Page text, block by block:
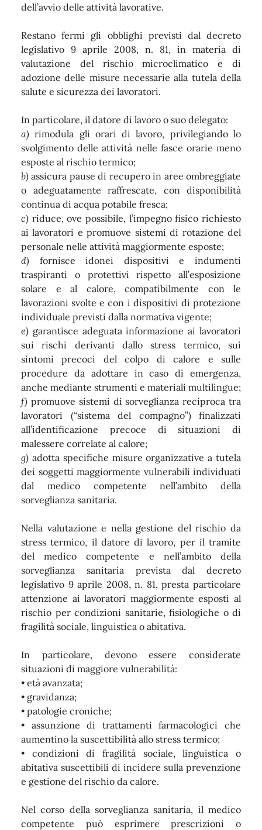
dell’avvio delle attività lavorative.
Restano fermi gli obblighi previsti dal decreto
legislativo 9 aprile 2008, n. 81, in materia di
valutazione del rischio microclimatico e di
adozione delle misure necessarie alla tutela della
salute e sicurezza dei lavoratori.
In particolare, il datore di lavoro o suo delegato:
a)rimodula gli orari di lavoro, privilegiando lo
svolgimento delle attività nelle fasce orarie meno
esposte al rischio termico;
b) assicura pause di recupero in aree ombreggiate
o adeguatamente raffrescate, con disponibilità
continua di acqua potabile fresca;
c) riduce, ove possibile, l’impegno fisico richiesto
ai lavoratori e promuove sistemi di rotazione del
personale nelle attività maggiormente esposte;
d) fornisce idonei dispositivi e indumenti
traspiranti o protettivi rispetto all’esposizione
solare e al calore, compatibilmente con le
lavorazioni svolte e con i dispositivi di protezione
individuale previsti dalla normativa vigente;
e) garantisce adeguata informazione ai lavoratori
sui rischi derivanti dallo stress termico, sui
sintomi precoci del colpo di calore e sulle
procedure da adottare in caso di emergenza,
anche mediante strumenti e materiali multilingue;
f) promuove sistemi di sorveglianza reciproca tra
lavoratori (“sistema del compagno”) finalizzati
all’identificazione precoce di situazioni di
malessere correlate al calore;
g) adotta specifiche misure organizzative a tutela
dei soggetti maggiormente vulnerabili individuati
dal medico competente nell’ambito della
sorveglianza sanitaria.
Nella valutazione e nella gestione del rischio da
stress termico, il datore di lavoro, per il tramite
del medico competente e nell’ambito della
sorveglianza sanitaria prevista dal decreto
legislativo 9 aprile 2008, n. 81, presta particolare
attenzione ai lavoratori maggiormente esposti al
rischio per condizioni sanitarie, fisiologiche o di
fragilità sociale, linguistica o abitativa.
In particolare, devono essere considerate
situazioni di maggiore vulnerabilità:
• età avanzata;
• gravidanza;
• patologie croniche;
• assunzione di trattamenti farmacologici che
aumentino la suscettibilità allo stress termico;
• condizioni di fragilità sociale, linguistica o
abitativa suscettibili di incidere sulla prevenzione
e gestione del rischio da calore.
Nel corso della sorveglianza sanitaria, il medico
competente può esprimere prescrizioni o